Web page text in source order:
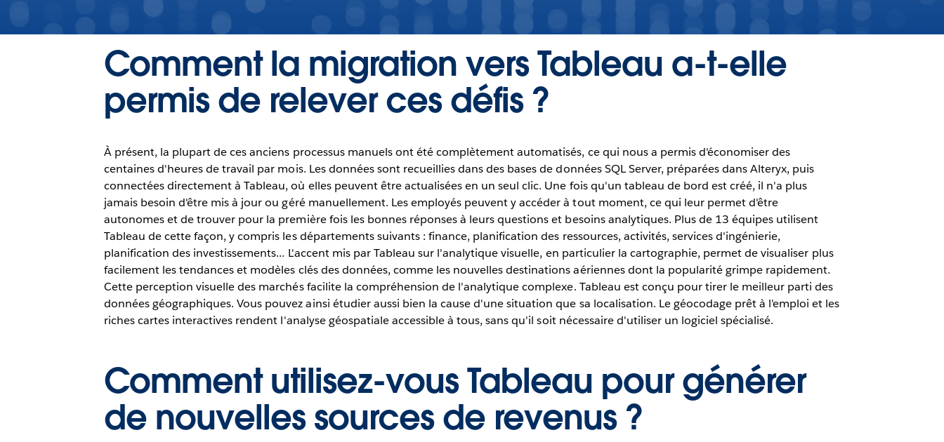
Comment la migration vers Tableau a-t-elle
permis de relever ces défis ?
À présent, la plupart de ces anciens processus manuels ont été complètement automatisés, ce qui nous a permis d'économiser des
centaines d'heures de travail par mois. Les données sont recueillies dans des bases de données SQL Server, préparées dans Alteryx, puis
connectées directement à Tableau, où elles peuvent être actualisées en un seul clic. Une fois qu'un tableau de bord est créé, il n'a plus
jamais besoin d'être mis à jour ou géré manuellement. Les employés peuvent y accéder à tout moment, ce qui leur permet d'être
autonomes et de trouver pour la première fois les bonnes réponses à leurs questions et besoins analytiques. Plus de 13 équipes utilisent
Tableau de cette façon, y compris les départements suivants : finance, planification des ressources, activités, services d'ingénierie,
planification des investissements... L'accent mis par Tableau sur l'analytique visuelle, en particulier la cartographie, permet de visualiser plus
facilement les tendances et modèles clés des données, comme les nouvelles destinations aériennes dont la popularité grimpe rapidement.
Cette perception visuelle des marchés facilite la compréhension de l'analytique complexe. Tableau est conçu pour tirer le meilleur parti des
données géographiques. Vous pouvez ainsi étudier aussi bien la cause d'une situation que sa localisation. Le géocodage prêt à l'emploi et les
riches cartes interactives rendent l'analyse géospatiale accessible à tous, sans qu'il soit nécessaire d'utiliser un logiciel spécialisé.
Comment utilisez-vous Tableau pour générer
de nouvelles sources de revenus ?